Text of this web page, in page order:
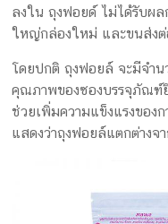
ลงใน ถุงฟอยด์ ไม่ได้รับผล
ใหญ่กล่องใหม่ และขนส่งต่
โดยปกติ ถุงฟอยล์ จะมีจำ
คุณภาพของซองบรรจุภัณฑ์
ช่วยเพิ่มความแข็งแรงของ
แสดงว่าถุงฟอยล์แตกต่างจ